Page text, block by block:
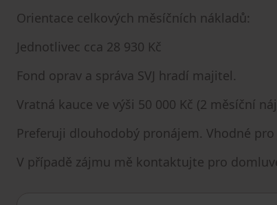
Orientace celkových měsíčních nákladů:
Jednotlivec cca 28 930 Kč
Fond oprav a správa SVJ hradí majitel.
Vratná kauce ve výši 50 000 Kč (2 měsíční
Preferuji dlouhodobý pronájem. Vhodné
V případě zájmu mě kontaktujte pro